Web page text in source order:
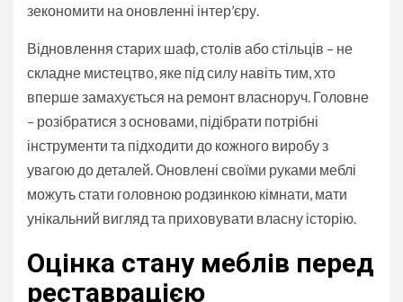
зекономити на оновленні інтер’єру.
Відновлення старих шаф, столів або стільців – не
складне мистецтво, яке під силу навіть тим, хто
вперше замахується на ремонт власноруч. Головне
– розібратися з основами, підібрати потрібні
інструменти та підходити до кожного виробу з
увагою до деталей. Оновлені своїми руками меблі
можуть стати головною родзинкою кімнати, мати
унікальний вигляд та приховувати власну історію.
Оцінка стану меблів перед
реставрацією